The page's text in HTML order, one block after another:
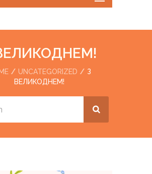
UNCATEGORIZED
З
ВЕЛИКОДНЕМ!